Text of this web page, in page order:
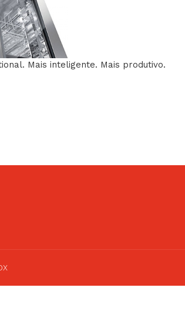
Mais inteligente. Mais produtivo.